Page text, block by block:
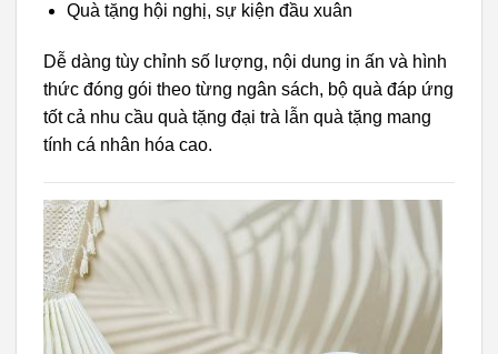
Quà tặng hội nghị, sự kiện đầu xuân
Dễ dàng tùy chỉnh số lượng, nội dung in ấn và hình
thức đóng gói theo từng ngân sách, bộ quà đáp ứng
tốt cả nhu cầu quà tặng đại trà lẫn quà tặng mang
tính cá nhân hóa cao.